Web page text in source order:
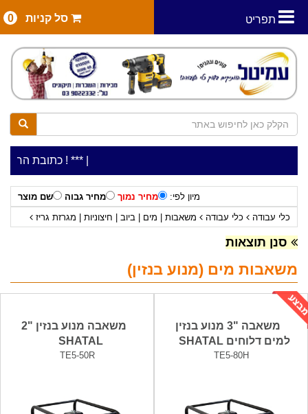
תפריט סל קניות 0
***כתובת החנות: רח' המלאכה 2, ביתן 8 ***כלי עבודה להשכרה בתעריף יומי משתלם ! ***
מיון לפי: מחיר נמוך מחיר גבוה
שם מוצר
כלי עבודה
כלי עבודה
משאבות | מים | ביוב | חיצוניות | מגרזת גריז
משאבות מים (מנוע בנזין)
סנן תוצאות
משאבות מים (מנוע בנזין)
משאבה "3 מנוע בנזין
למים דלוחים SHATAL
TE5-80H
משאבה מנוע בנזין "2
SHATAL
TE5-50R